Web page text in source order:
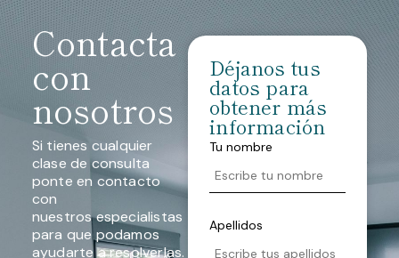
Contacta
con
nosotros
Si tienes cualquier
clase de consulta
ponte en contacto
con
nuestros especialistas
para que podamos
ayudarte a resolverlas.
Déjanos tus
datos para
obtener más
información
Tu nombre
Apellidos